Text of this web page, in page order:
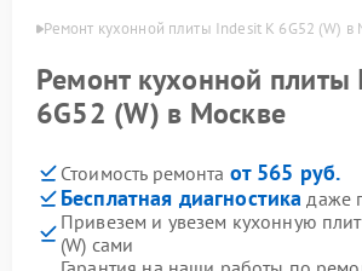
Ремонт кухонной плиты Indesit K 6G52 (W) в
Ремонт кухонной плиты
6G52 (W) в Москве
Стоимость ремонта от 565 руб.
Бесплатная диагностика даже
Привезем и увезем кухонную
(W) сами